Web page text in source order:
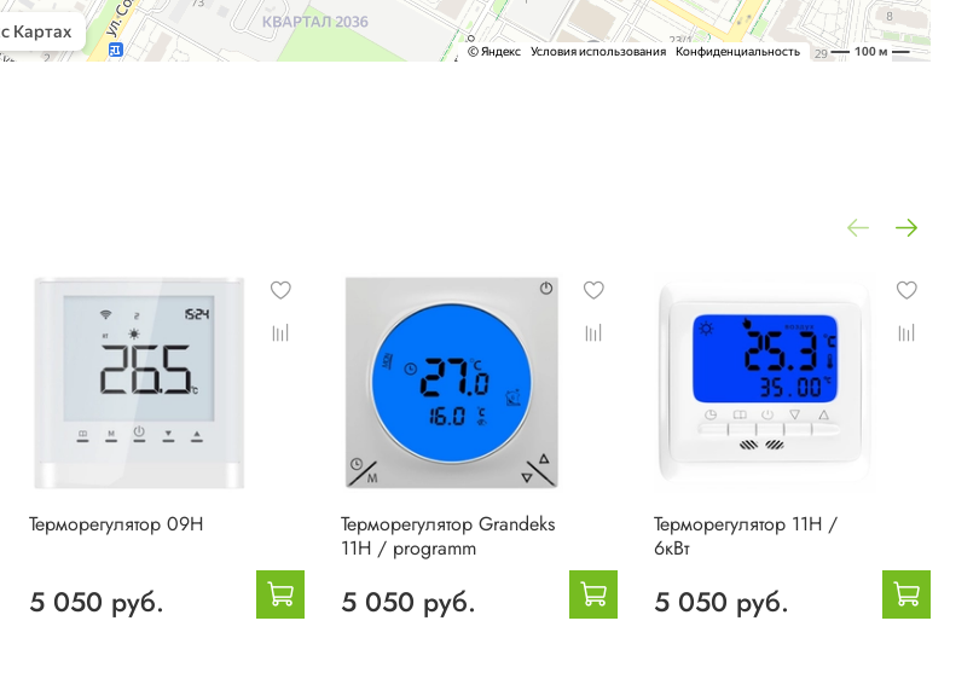
Терморегулятор 09H
5 050 руб.
Терморегулятор Grandeks
11H / programm
5 050 руб.
Терморегулятор 11H /
6кВт
5 050 руб.